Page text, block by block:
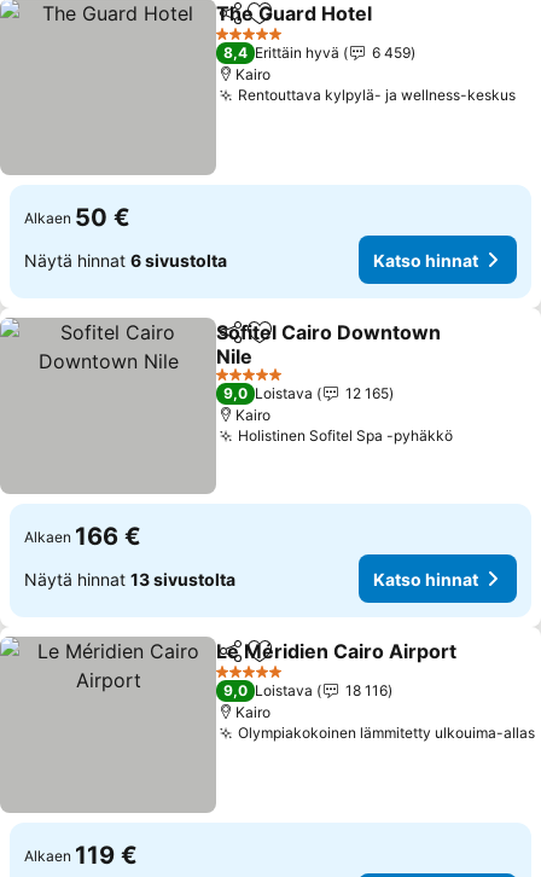
Jaa Lisää suosikkeihin
The Guard Hotel
5 Tähtiluokitus
8,4 Erittäin hyvä
6 459
Kairo
Rentouttava kylpylä- ja wellness-keskus
Alkaen 50 €
Näytä hinnat 6 sivustolta Katso hinnat
Jaa Lisää suosikkeihin
Sofitel Cairo Downtown
Nile
Katso hinnat
5 Tähtiluokitus
9,0 Loistava
12 165
Kairo
Holistinen Sofitel Spa -pyhäkköKatso
Alkaen 166 €
Näytä hinnat 13 sivustolta Katso hinnat
Jaa Lisää suosikkeihin
Le Méridien Cairo Airport
5 Tähtiluokitus
9,0 Loistava
18 116
Kairo
Olympiakokoinen lämmitetty ulkouima-allas
Alkaen 119 €